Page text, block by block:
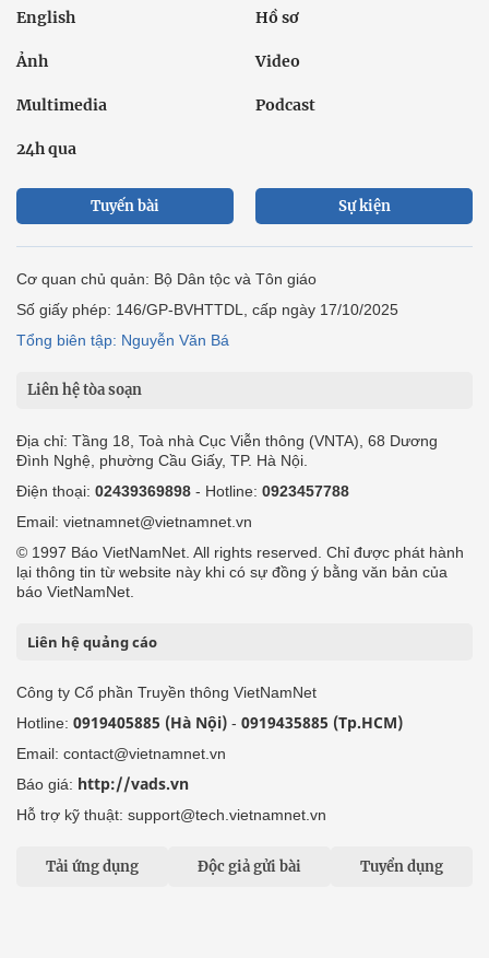
English Hồ sơ
Ảnh Video
Multimedia Podcast
24h qua
Tuyến bài Sự kiện
Cơ quan chủ quản: Bộ Dân tộc và Tôn giáo
Số giấy phép: 146/GP-BVHTTDL, cấp ngày 17/10/2025
Tổng biên tập: Nguyễn Văn Bá
Liên hệ tòa soạn
Địa chỉ: Tầng 18, Toà nhà Cục Viễn thông (VNTA), 68 Dương
Đình Nghệ, phường Cầu Giấy, TP. Hà Nội.
Điện thoại: 02439369898 - Hotline: 0923457788
Email: vietnamnet@vietnamnet.vn
© 1997 Báo VietNamNet. All rights reserved. Chỉ được phát hành
lại thông tin từ website này khi có sự đồng ý bằng văn bản của
báo VietNamNet.
Liên hệ quảng cáo
Công ty Cổ phần Truyền thông VietNamNet
Hotline: 0919405885 (Hà Nội) - 0919435885 (Tp.HCM)
Email: contact@vietnamnet.vn
Báo giá: http://vads.vn
Hỗ trợ kỹ thuật: support@tech.vietnamnet.vn
Tải ứng dụng Độc giả gửi bài Tuyển dụng